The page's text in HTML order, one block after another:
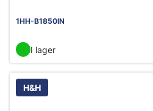
1HH-B1850IN
I lager
H&H